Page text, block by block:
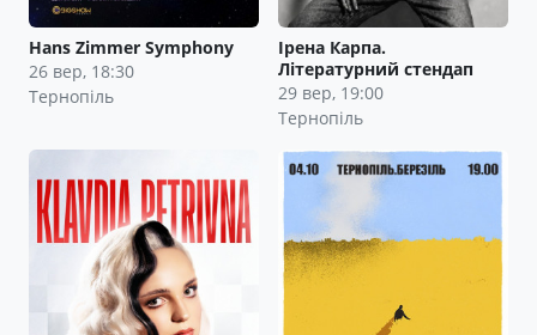
Hans Zimmer Symphony
26 вер, 18:30
Тернопіль
Ірена Карпа.
Літературний стендап
29 вер, 19:00
Тернопіль